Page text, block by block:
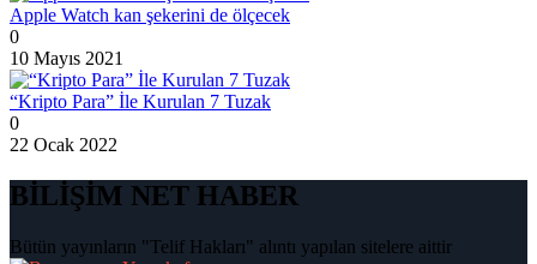
Apple Watch kan şekerini de ölçecek
0
10 Mayıs 2021
“Kripto Para” İle Kurulan 7 Tuzak
0
22 Ocak 2022
BİLİŞİM NET HABER
Bütün yayınların "Telif Hakları" alıntı yapılan sitelere aittir